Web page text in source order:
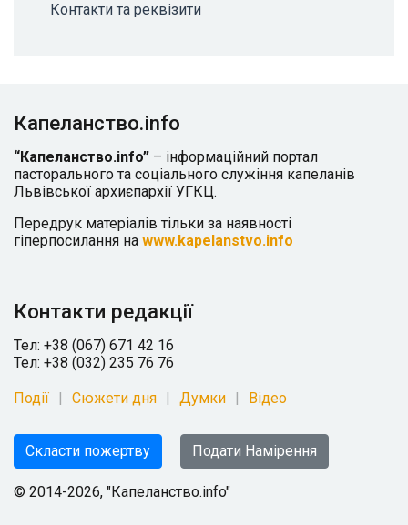
Контакти та реквізити
Капеланство.info
“Капеланство.info” – інформаційний портал
пасторального та соціального служіння капеланів
Львівської архиєпархії УГКЦ.
Передрук матеріалів тільки за наявності
гіперпосилання на www.kapelanstvo.info
Контакти редакції
Тел: +38 (067) 671 42 16
Тел: +38 (032) 235 76 76
Події Сюжети дня Думки Відео
Скласти пожертву Подати Намірення
© 2014-2026, "Капеланство.info"